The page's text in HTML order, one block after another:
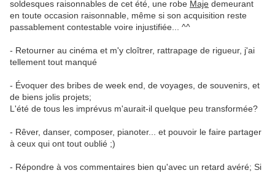
soldesques raisonnables de cet été, une robe Maje demeurant
en toute occasion raisonnable, même si son acquisition reste
passablement contestable voire injustifiée... ^^
- Retourner au cinéma et m'y cloîtrer, rattrapage de rigueur, j'ai
tellement tout manqué
- Évoquer des bribes de week end, de voyages, de souvenirs, et
de biens jolis projets;
L'été de tous les imprévus m'aurait-il quelque peu transformée?
- Rêver, danser, composer, pianoter... et pouvoir le faire partager
à ceux qui ont tout oublié ;)
- Répondre à vos commentaires bien qu'avec un retard avéré; Si